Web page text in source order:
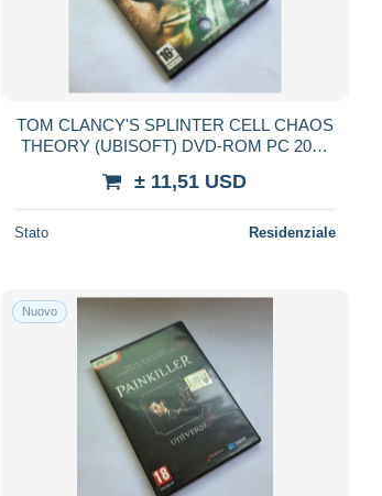
TOM CLANCY'S SPLINTER CELL CHAOS
THEORY (UBISOFT) DVD-ROM PC 2005
± 11,51 USD
Stato Residenziale
Nuovo